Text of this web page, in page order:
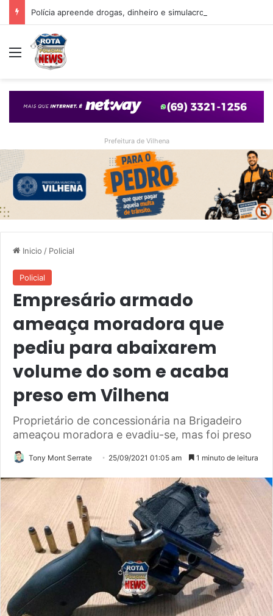
Menu
Prefeitura de Vilhena
Inicio / Policial
Policial
Empresário armado
ameaça moradora que
pediu para abaixarem
volume do som e acaba
preso em Vilhena
Proprietário de concessionária na Brigadeiro
ameaçou moradora e evadiu-se, mas foi preso
Tony Mont Serrate 25/09/2021 01:05 am 1 minuto de leitura